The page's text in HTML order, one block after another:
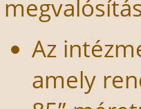
Az
amely